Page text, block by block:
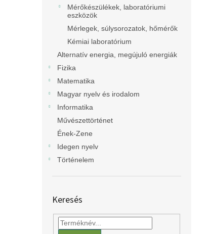
Mérőkészülékek, laboratóriumi
eszközök
Mérlegek, súlysorozatok, hőmérők
Kémiai laboratórium
Alternatív energia, megújuló energiák
Fizika
Matematika
Magyar nyelv és irodalom
Informatika
Művészettörténet
Ének-Zene
Idegen nyelv
Történelem
Keresés